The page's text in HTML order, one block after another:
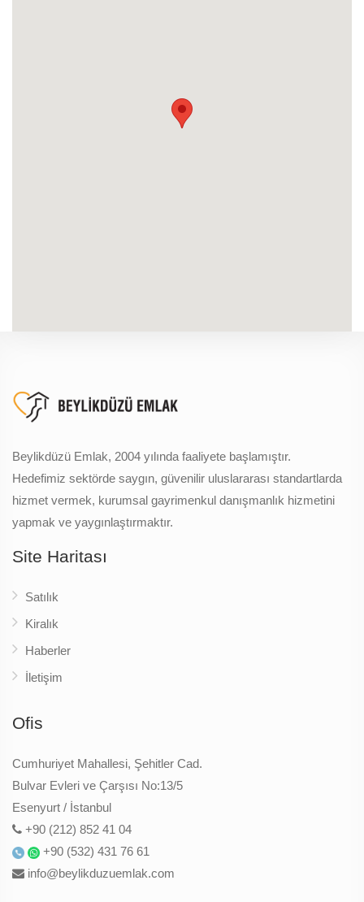
Beylikdüzü Emlak, 2004 yılında faaliyete başlamıştır.
Hedefimiz sektörde saygın, güvenilir uluslararası standartlarda
hizmet vermek, kurumsal gayrimenkul danışmanlık hizmetini
yapmak ve yaygınlaştırmaktır.
Site Haritası
Satılık
Kiralık
Haberler
İletişim
Ofis
Cumhuriyet Mahallesi, Şehitler Cad.
Bulvar Evleri ve Çarşısı No:13/5
Esenyurt / İstanbul
+90 (212) 852 41 04
+90 (532) 431 76 61
info@beylikduzuemlak.com